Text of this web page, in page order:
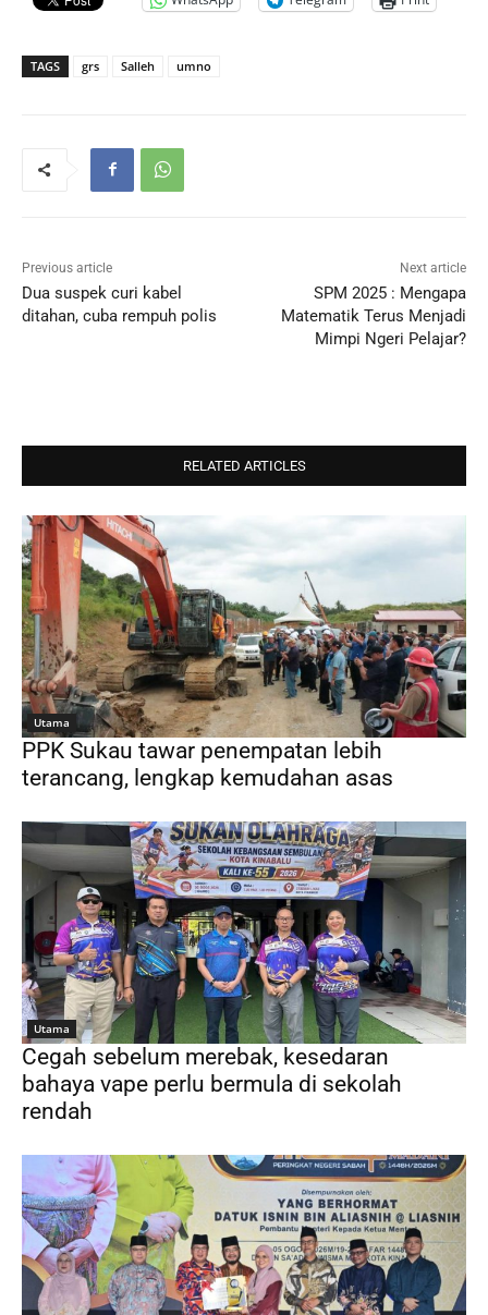
TAGS grs Salleh umno
Previous article
Dua suspek curi kabel
ditahan, cuba rempuh polis
Next article
SPM 2025 : Mengapa
Matematik Terus Menjadi
Mimpi Ngeri Pelajar?
RELATED ARTICLES
Utama
PPK Sukau tawar penempatan lebih
terancang, lengkap kemudahan asas
Utama
Cegah sebelum merebak, kesedaran
bahaya vape perlu bermula di sekolah
rendah